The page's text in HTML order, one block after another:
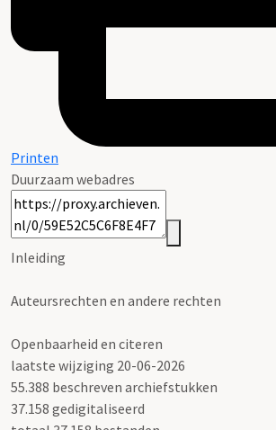
Printen
Duurzaam webadres
Inleiding
Auteursrechten en andere rechten
Openbaarheid en citeren
laatste wijziging 20-06-2026
55.388 beschreven archiefstukken
37.158 gedigitaliseerd